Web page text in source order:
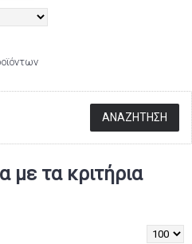
με τα κριτήρια